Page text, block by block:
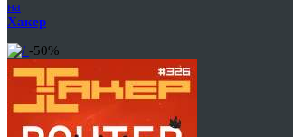
на
Хакер
-50%